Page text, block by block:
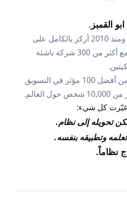
القمبز .
بدأت مسيرتي في 2007، ومنذ 2010 أركز بالكامل على
التسويق الرقمي. عملت مع أكثر من 300 شركة ناشئة
في 2022، تم اختياري ضمن أفضل 100 مؤثر في التسويق
غيّرت كل شيء:
تحويله إلى نظام.
وتطبيقه بنفسه.
نظاماً.